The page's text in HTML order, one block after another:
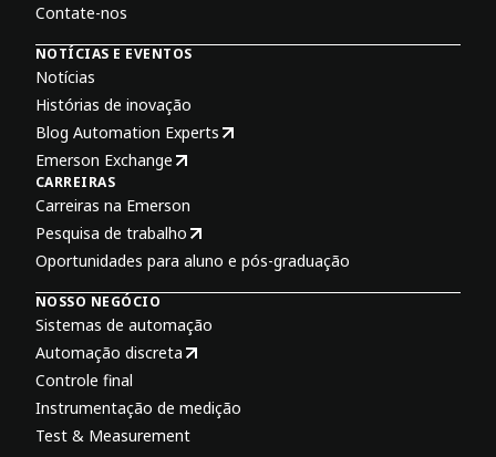
Contate-nos
NOTÍCIAS E EVENTOS
Notícias
Histórias de inovação
Blog Automation Experts
Emerson Exchange
CARREIRAS
Carreiras na Emerson
Pesquisa de trabalho
Oportunidades para aluno e pós-graduação
NOSSO NEGÓCIO
Sistemas de automação
Automação discreta
Controle final
Instrumentação de medição
Test & Measurement